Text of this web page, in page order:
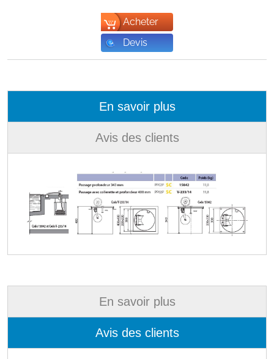
Acheter
Devis
En savoir plus
Avis des clients
En savoir plus
Avis des clients